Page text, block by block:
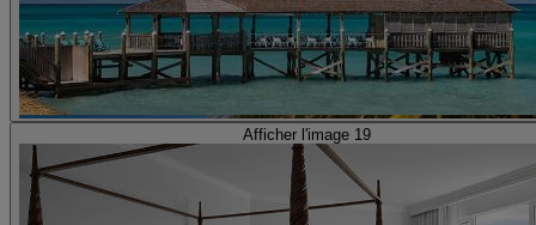
Afficher l'image 19